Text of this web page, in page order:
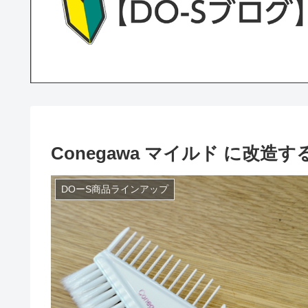
Conegawa マイルド に改造す
DOーS商品ラインアップ